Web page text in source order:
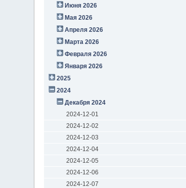
Июня 2026
Мая 2026
Апреля 2026
Марта 2026
Февраля 2026
Января 2026
2025
2024
Декабря 2024
2024-12-01
2024-12-02
2024-12-03
2024-12-04
2024-12-05
2024-12-06
2024-12-07